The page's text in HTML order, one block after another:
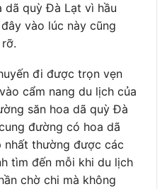
dã quỳ Đà Lạt vì hầu
vào lúc này cũng
đi được trọn vẹn
cẩm nang du lịch của
săn hoa dã quỳ Đà
đường có hoa dã
nhất thường được các
tìm đến mỗi khi du lịch
chờ chi mà không